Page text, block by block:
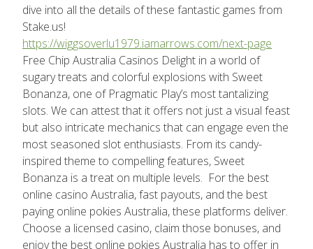
dive into all the details of these fantastic games from
Stake.us!
https://wiggsoverlu1979.iamarrows.com/next-page
Free Chip Australia Casinos Delight in a world of
sugary treats and colorful explosions with Sweet
Bonanza, one of Pragmatic Play’s most tantalizing
slots. We can attest that it offers not just a visual feast
but also intricate mechanics that can engage even the
most seasoned slot enthusiasts. From its candy-
inspired theme to compelling features, Sweet
Bonanza is a treat on multiple levels. For the best
online casino Australia, fast payouts, and the best
paying online pokies Australia, these platforms deliver.
Choose a licensed casino, claim those bonuses, and
enjoy the best online pokies Australia has to offer in